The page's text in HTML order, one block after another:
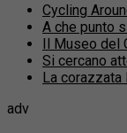
Cycling
A che punto
Il Museo del
Si cercano
La corazzata
adv